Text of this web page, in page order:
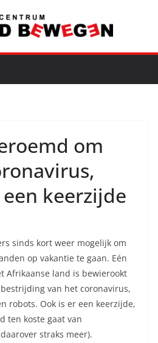
om
keerzijde
sinds kort weer mogelijk om
op vakantie te gaan. Eén
Afrikaanse land is bewierookt
van het coronavirus,
robots. Ook is er een keerzijde,
ten koste gaat van
straks meer).